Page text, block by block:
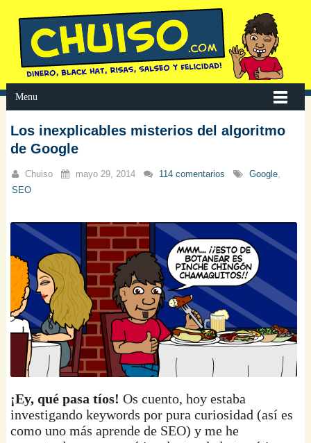
Menu
Los inexplicables misterios del algoritmo
de Google
Chuiso mayo 29, 2014 114 comentarios Google,
SEO
¡Ey, qué pasa tíos! Os cuento, hoy estaba
investigando keywords por pura curiosidad (así es
como uno más aprende de SEO) y me he